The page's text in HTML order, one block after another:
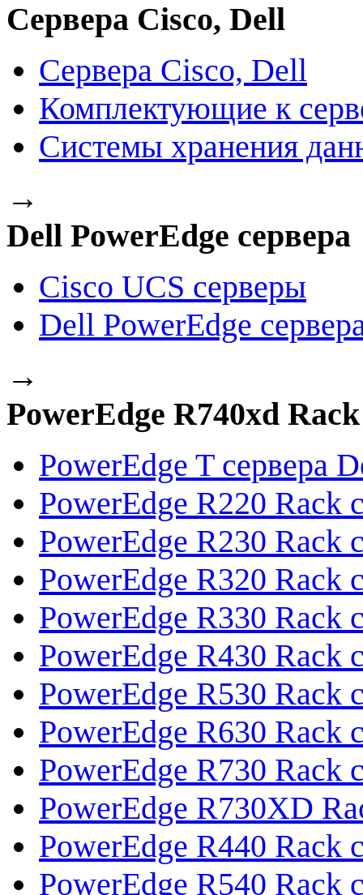
Сервера Cisco, Dell
Сервера Cisco, Dell
Комплектующие к
Системы хранения
→
Dell PowerEdge сервера
Cisco UCS серверы
Dell PowerEdge
→
PowerEdge R740xd
PowerEdge T сервера
PowerEdge R220 Rack
PowerEdge R230 Rack
PowerEdge R320 Rack
PowerEdge R330 Rack
PowerEdge R430 Rack
PowerEdge R530 Rack
PowerEdge R630 Rack
PowerEdge R730 Rack
PowerEdge R730XD
PowerEdge R440 Rack
PowerEdge R540 Rack